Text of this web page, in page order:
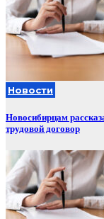
Новости
Новосибирцам
трудовой договор